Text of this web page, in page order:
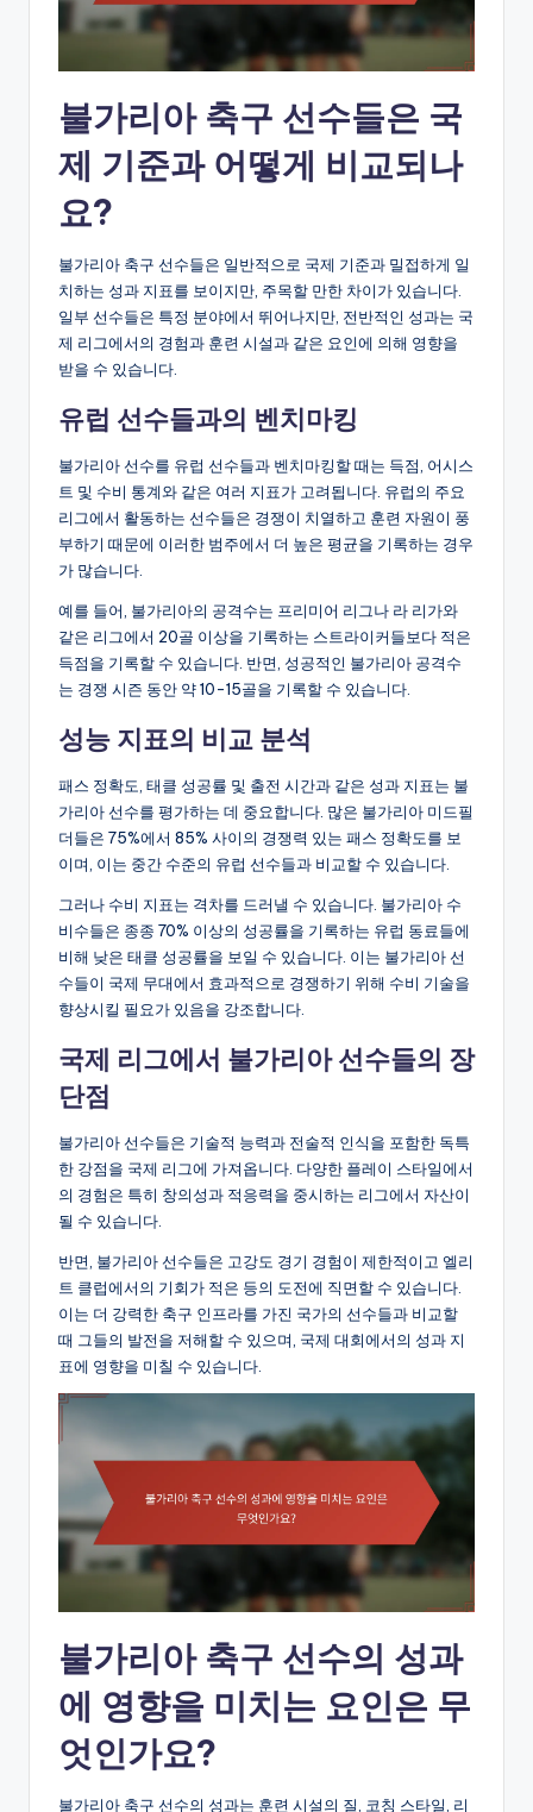
불가리아 축구 선수들은 국
제 기준과 어떻게 비교되나
요?
불가리아 축구 선수들은 일반적으로 국제 기준과 밀접하게 일
치하는 성과 지표를 보이지만, 주목할 만한 차이가 있습니다.
일부 선수들은 특정 분야에서 뛰어나지만, 전반적인 성과는 국
제 리그에서의 경험과 훈련 시설과 같은 요인에 의해 영향을
받을 수 있습니다.
유럽 선수들과의 벤치마킹
불가리아 선수를 유럽 선수들과 벤치마킹할 때는 득점, 어시스
트 및 수비 통계와 같은 여러 지표가 고려됩니다. 유럽의 주요
리그에서 활동하는 선수들은 경쟁이 치열하고 훈련 자원이 풍
부하기 때문에 이러한 범주에서 더 높은 평균을 기록하는 경우
가 많습니다.
예를 들어, 불가리아의 공격수는 프리미어 리그나 라 리가와
같은 리그에서 20골 이상을 기록하는 스트라이커들보다 적은
득점을 기록할 수 있습니다. 반면, 성공적인 불가리아 공격수
는 경쟁 시즌 동안 약 10-15골을 기록할 수 있습니다.
성능 지표의 비교 분석
패스 정확도, 태클 성공률 및 출전 시간과 같은 성과 지표는 불
가리아 선수를 평가하는 데 중요합니다. 많은 불가리아 미드필
더들은 75%에서 85% 사이의 경쟁력 있는 패스 정확도를 보
이며, 이는 중간 수준의 유럽 선수들과 비교할 수 있습니다.
그러나 수비 지표는 격차를 드러낼 수 있습니다. 불가리아 수
비수들은 종종 70% 이상의 성공률을 기록하는 유럽 동료들에
비해 낮은 태클 성공률을 보일 수 있습니다. 이는 불가리아 선
수들이 국제 무대에서 효과적으로 경쟁하기 위해 수비 기술을
향상시킬 필요가 있음을 강조합니다.
국제 리그에서 불가리아 선수들의 장
단점
불가리아 선수들은 기술적 능력과 전술적 인식을 포함한 독특
한 강점을 국제 리그에 가져옵니다. 다양한 플레이 스타일에서
의 경험은 특히 창의성과 적응력을 중시하는 리그에서 자산이
될 수 있습니다.
반면, 불가리아 선수들은 고강도 경기 경험이 제한적이고 엘리
트 클럽에서의 기회가 적은 등의 도전에 직면할 수 있습니다.
이는 더 강력한 축구 인프라를 가진 국가의 선수들과 비교할
때 그들의 발전을 저해할 수 있으며, 국제 대회에서의 성과 지
표에 영향을 미칠 수 있습니다.
불가리아 축구 선수의 성과
에 영향을 미치는 요인은 무
엇인가요?
불가리아 축구 선수의 성과는 훈련 시설의 질, 코칭 스타일, 리